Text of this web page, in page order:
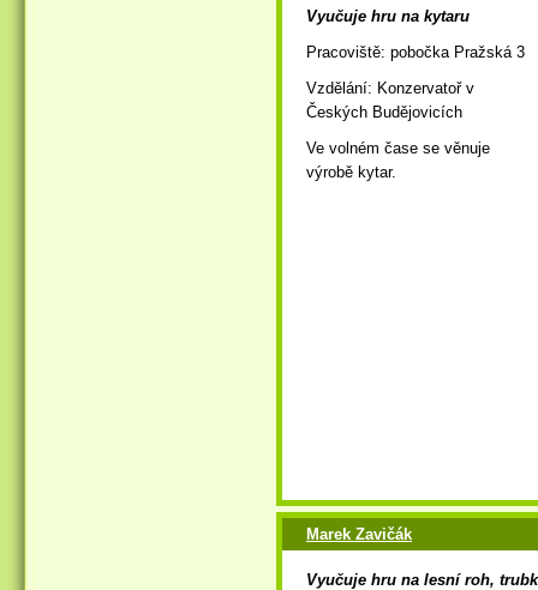
Vyučuje hru na kytaru
Pracoviště: pobočka Pražská 3
Vzdělání: Konzervatoř v
Českých Budějovicích
Ve volném čase se věnuje
výrobě kytar.
Marek Zavičák
Vyučuje hru na lesní roh,